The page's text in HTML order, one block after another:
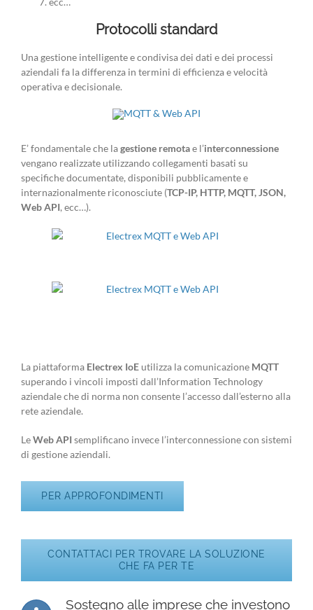
Protocolli standard
Una gestione intelligente e condivisa dei dati e dei processi
aziendali fa la differenza in termini di efficienza e velocità
operativa e decisionale.
E’ fondamentale che lagestione remotae l’interconnessione
vengano realizzate utilizzando collegamenti basati su
specifiche documentate, disponibili pubblicamente e
internazionalmente riconosciute (TCP-IP, HTTP, MQTT, JSON,
Web API, ecc…).
La piattaforma Electrex IoE utilizza la comunicazione MQTT
superando i vincoli imposti dall’Information Technology
aziendale che di norma non consente l’accesso dall’esterno alla
rete aziendale.
LeWeb API semplificano invece l’interconnessione con sistemi
di gestione aziendali.
PER APPROFONDIMENTI
CONTATTACI PER TROVARE LA SOLUZIONE
CHE FA PER TE
Sostegno alle imprese che investono